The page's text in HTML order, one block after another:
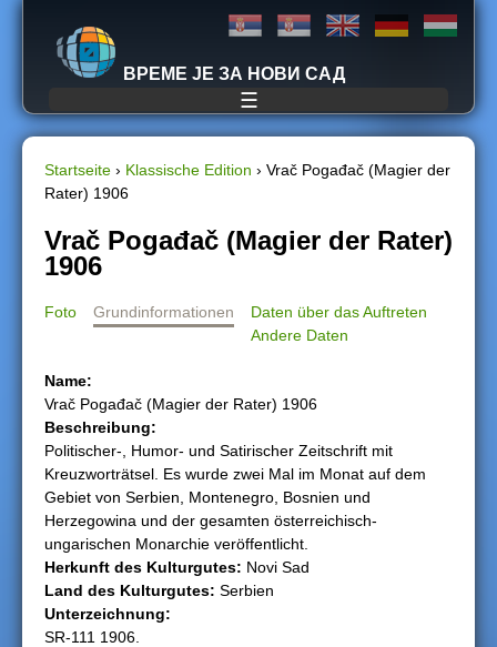
Jump to navigation
ВРЕМЕ ЈЕ ЗА НОВИ САД
☰
S
i
i
n
d
h
i
e
Startseite › Klassische Edition › Vrač Pogađač (Magier der
Rater) 1906
Vrač Pogađač (Magier der Rater)
1906
Foto Grundinformationen
Daten über das Auftreten
Andere Daten
Name:
Vrač Pogađač (Magier der Rater) 1906
Beschreibung:
Politischer-, Humor- und Satirischer Zeitschrift mit
Kreuzworträtsel. Es wurde zwei Mal im Monat auf dem
Gebiet von Serbien, Montenegro, Bosnien und
Herzegowina und der gesamten österreichisch-
ungarischen Monarchie veröffentlicht.
Herkunft des Kulturgutеs: Novi Sad
Land des Kulturgutеs: Serbien
Unterzeichnung:
SR-111 1906.